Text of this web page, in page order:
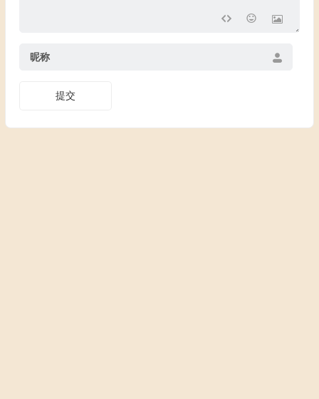
昵称
提交